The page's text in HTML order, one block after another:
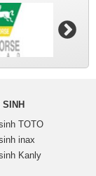
TOTO
inax
Kanly